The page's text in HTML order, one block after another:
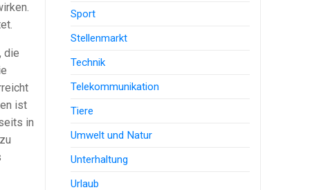
die
ist
in
Sport
Stellenmarkt
Technik
Telekommunikation
Tiere
Umwelt und Natur
Unterhaltung
Urlaub